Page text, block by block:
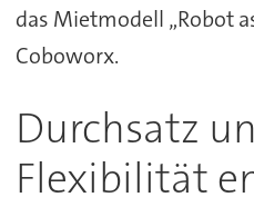
das Mietmodell „Robot
Coboworx.
Durchsatz
Flexibilität